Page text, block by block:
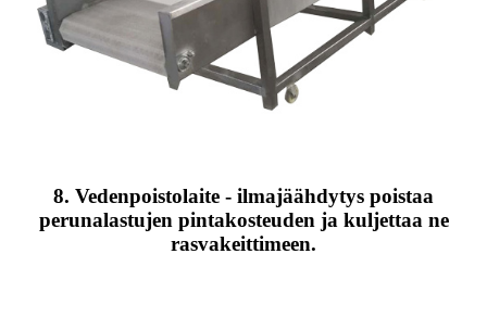
8. Vedenpoistolaite - ilmajäähdytys poistaa
perunalastujen pintakosteuden ja kuljettaa ne
rasvakeittimeen.